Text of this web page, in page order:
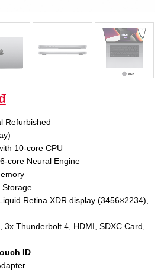
Refurbished
10-core CPU
core Neural Engine
Storage
Retina XDR display (3456×2234),
3x Thunderbolt 4, HDMI, SDXC Card,
ID